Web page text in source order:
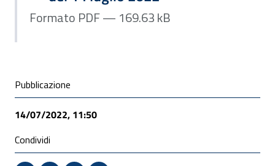
Formato PDF — 169.63 kB
Condivisione social
Pubblicazione
14/07/2022, 11:50
Condividi